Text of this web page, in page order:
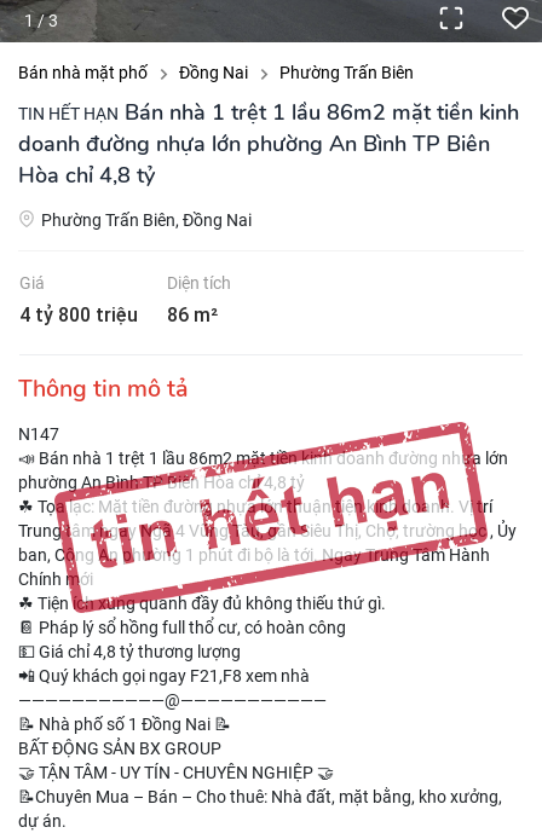
1 /3
Bán nhà mặt phố Đồng Nai Phường Trấn Biên
TIN HẾT HẠN Bán nhà 1 trệt 1 lầu 86m2 mặt tiền kinh
doanh đường nhựa lớn phường An Bình TP Biên
Hòa chỉ 4,8 tỷ
Phường Trấn Biên, Đồng Nai
Giá
4 tỷ 800 triệu
Diện tích
86 m²
Thông tin mô tả
N147
📣 Bán nhà 1 trệt 1 lầu 86m2 mặt tiền kinh doanh đường nhựa lớn
phường An Bình TP Biên Hòa chỉ 4,8 tỷ
☘ Tọa lạc: Mặt tiền đường nhựa lớn thuận tiện kinh doanh. Vị trí
Trung tâm ngay Ngã 4 Vũng Tàu, gần Siêu Thị, Chợ, trường học , Ủy
ban, Công An phường 1 phút đi bộ là tới. Ngay Trung Tâm Hành
Chính mới
☘ Tiện ích xung quanh đầy đủ không thiếu thứ gì.
📔 Pháp lý sổ hồng full thổ cư, có hoàn công
💵 Giá chỉ 4,8 tỷ thương lượng
📲 Quý khách gọi ngay F21,F8 xem nhà
———————————@———————————
📝 Nhà phố số 1 Đồng Nai 📝
BẤT ĐỘNG SẢN BX GROUP
🤝 TẬN TÂM - UY TÍN - CHUYÊN NGHIỆP 🤝
📝Chuyên Mua – Bán – Cho thuê: Nhà đất, mặt bằng, kho xưởng,
dự án.